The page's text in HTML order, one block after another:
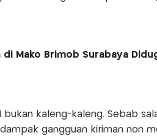
di Mako Brimob Surabaya
kaleng-kaleng. Sebab
gangguan kiriman non